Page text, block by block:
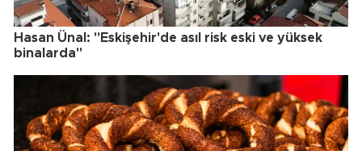
Hasan Ünal: "Eskişehir'de asıl risk eski ve yüksek
binalarda"